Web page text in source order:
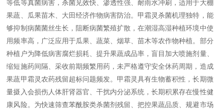
等低等真菌病害，杀菌见效快、渗透性强、耐雨水冲刷，适用于大棚
果蔬、瓜果苗木、大田经济作物病害防治。甲霜灵杀菌机理独特，能
够抑制病菌菌丝生长，阻断病菌繁殖扩散，在潮湿高湿种植环境中使
用频率高，广泛应用于瓜果、蔬菜、烟草、苗木等农作物种植。部分
种植户为降低病害腐烂损耗、提升果蔬成品率，盲目加大喷施剂量、
缩短施药间隔、采收前期频繁用药，未严格遵守安全休药周期，造成
果蔬甲霜灵农药残留超标问题频发。甲霜灵具有生物蓄积性，长期微
量摄入会损伤人体肝肾器官、干扰内分泌系统，长期积累存在慢性健
康风险。为快速筛查苯酰胺类杀菌剂残留、把控果蔬品质、规避市场